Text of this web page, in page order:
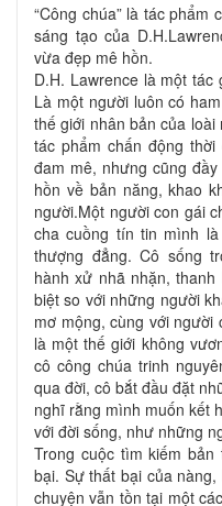
“Công chúa” là tác
sáng tạo của
vừa đẹp mê hồn.
D.H. Lawrence là một
Là một người luôn có
thế giới nhân bản của
tác phẩm chấn động
đam mê, nhưng cũng
hồn về bản năng, khao
người.Một người con gái
cha cuồng tín tin mình
thượng đẳng. Cô sống
hành xử nhã nhặn,
biệt so với những người
mơ mộng, cùng với người
là một thế giới không
cô công chúa trinh
qua đời, cô bắt đầu đặt
nghĩ rằng mình muốn kết
với đời sống, như những
Trong cuộc tìm kiếm
bại. Sự thất bại của
chuyện vẫn tồn tại một